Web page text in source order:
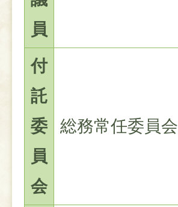
員
付
託
委
員
会
総務常任委員会